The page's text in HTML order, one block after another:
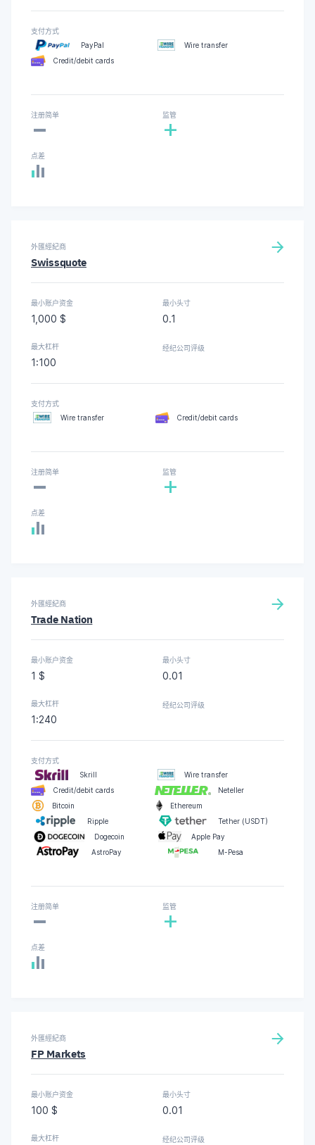
支付方式
PayPal
Wire transfer
Credit/debit cards
注册简单
- 监管
+
点差
外匯經紀商
Swissquote
最小账户资金
1,000 $
最小头寸
0.1
最大杠杆
1:100
经纪公司评级
支付方式
Wire transfer
Credit/debit cards
注册简单
- 监管
+
点差
外匯經紀商
Trade Nation
最小账户资金
1 $
最小头寸
0.01
最大杠杆
1:240
经纪公司评级
支付方式
Skrill
Wire transfer
Credit/debit cards
Neteller
Bitcoin
Ethereum
Ripple
Tether (USDT)
Dogecoin
Apple Pay
AstroPay
M-Pesa
注册简单
- 监管
+
点差
外匯經紀商
FP Markets
最小账户资金
100 $
最小头寸
0.01
最大杠杆 经纪公司评级